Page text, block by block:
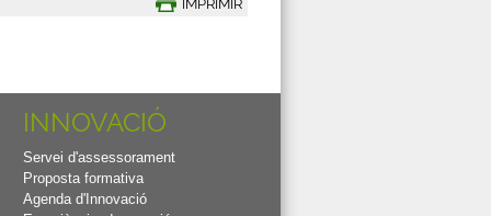
IMPRIMIR
INNOVACIÓ
Servei d'assessorament
Proposta formativa
Agenda d'Innovació